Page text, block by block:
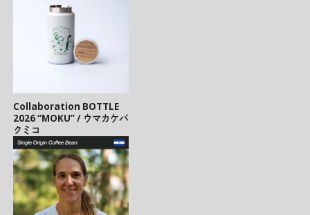
Collaboration BOTTLE
2026 “MOKU” / ウマカケバ
クミコ